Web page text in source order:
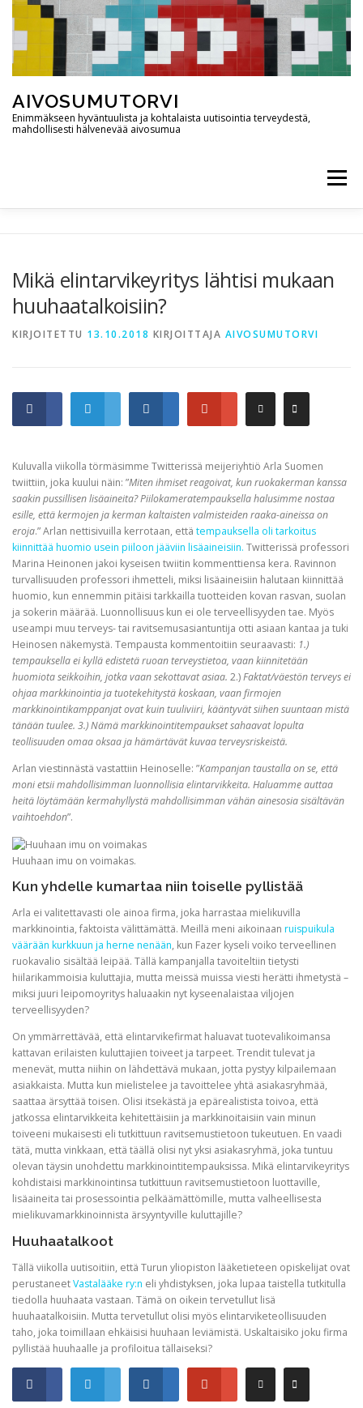
Siirry
sisältöön
AIVOSUMUTORVI
Enimmäkseen hyväntuulista ja kohtalaista uutisointia terveydestä,
mahdollisesti hälvenevää aivosumua
Valikko
PODCAST BLOGI
Mikä elintarvikeyritys lähtisi mukaan
huuhaatalkoisiin?
KIRJOITETTU 13.10.2018 KIRJOITTAJA AIVOSUMUTORVI
Kuluvalla viikolla törmäsimme Twitterissä meijeriyhtiö Arla Suomen
twiittiin, joka kuului näin: ”Miten ihmiset reagoivat, kun ruokakerman kanssa
saakin pussillisen lisäaineita? Piilokameratempauksella halusimme nostaa
esille, että kermojen ja kerman kaltaisten valmisteiden raaka-aineissa on
eroja.” Arlan nettisivuilla kerrotaan, että tempauksella oli tarkoitus
kiinnittää huomio usein piiloon jääviin lisäaineisiin. Twitterissä professori
Marina Heinonen jakoi kyseisen twiitin kommenttiensa kera. Ravinnon
turvallisuuden professori ihmetteli, miksi lisäaineisiin halutaan kiinnittää
huomio, kun ennemmin pitäisi tarkkailla tuotteiden kovan rasvan, suolan
ja sokerin määrää. Luonnollisuus kun ei ole terveellisyyden tae. Myös
useampi muu terveys- tai ravitsemusasiantuntija otti asiaan kantaa ja tuki
Heinosen näkemystä. Tempausta kommentoitiin seuraavasti: 1.)
tempauksella ei kyllä edistetä ruoan terveystietoa, vaan kiinnitetään
huomiota seikkoihin, jotka vaan sekottavat asiaa. 2.)Faktat/väestön terveys ei
ohjaa markkinointia ja tuotekehitystä koskaan, vaanfirmojen
markkinointikamppanjat ovat kuin tuuliviiri, kääntyvät siihen suuntaan mistä
tänään tuulee. 3.) Nämä markkinointitempaukset sahaavat lopulta
teollisuuden omaa oksaa ja hämärtävät kuvaa terveysriskeistä.
Arlan viestinnästä vastattiin Heinoselle: ”Kampanjan taustalla on se, että
moni etsii mahdollisimman luonnollisia elintarvikkeita. Haluamme auttaa
heitä löytämään kermahyllystä mahdollisimman vähän ainesosia sisältävän
vaihtoehdon”.
Huuhaan imu on voimakas.
Kun yhdelle kumartaa niin toiselle pyllistää
Arla ei valitettavasti ole ainoa firma, joka harrastaa mielikuvilla
markkinointia, faktoista välittämättä. Meillä meni aikoinaan ruispuikula
väärään kurkkuun ja herne nenään, kun Fazer kyseli voiko terveellinen
ruokavalio sisältää leipää. Tällä kampanjalla tavoiteltiin tietysti
hiilarikammoisia kuluttajia, mutta meissä muissa viesti herätti ihmetystä –
miksi juuri leipomoyritys haluaakin nyt kyseenalaistaa viljojen
terveellisyyden?
On ymmärrettävää, että elintarvikefirmat haluavat tuotevalikoimansa
kattavan erilaisten kuluttajien toiveet ja tarpeet. Trendit tulevat ja
menevät, mutta niihin on lähdettävä mukaan, jotta pystyy kilpailemaan
asiakkaista. Mutta kun mielistelee ja tavoittelee yhtä asiakasryhmää,
saattaa ärsyttää toisen. Olisi itsekästä ja epärealistista toivoa, että
jatkossa elintarvikkeita kehitettäisiin ja markkinoitaisiin vain minun
toiveeni mukaisesti eli tutkittuun ravitsemustietoon tukeutuen. En vaadi
tätä, mutta vinkkaan, että täällä olisi nyt yksi asiakasryhmä, joka tuntuu
olevan täysin unohdettu markkinointitempauksissa. Mikä elintarvikeyritys
kohdistaisi markkinointinsa tutkittuun ravitsemustietoon luottaville,
lisäaineita tai prosessointia pelkäämättömille, mutta valheellisesta
mielikuvamarkkinoinnista ärsyyntyville kuluttajille?
Huuhaatalkoot
Tällä viikolla uutisoitiin, että Turun yliopiston lääketieteen opiskelijat ovat
perustaneetVastalääke ry:n eli yhdistyksen, joka lupaa taistella tutkitulla
tiedolla huuhaata vastaan. Tämä on oikein tervetullut lisä
huuhaatalkoisiin. Mutta tervetullut olisi myös elintarviketeollisuuden
taho, joka toimillaan ehkäisisi huuhaan leviämistä. Uskaltaisiko joku firma
pyllistää huuhaalle ja profiloitua tällaiseksi?